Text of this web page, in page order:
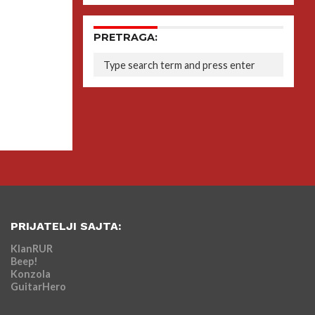
PRETRAGA:
PRIJATELJI SAJTA:
KlanRUR
Beep!
Konzola
GuitarHero